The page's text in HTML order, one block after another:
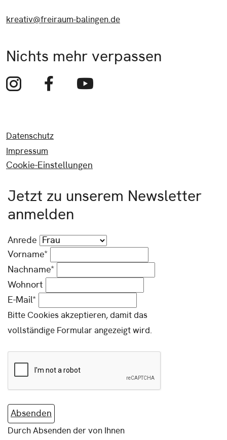
kreativ@freiraum-balingen.de
Nichts mehr verpassen
Datenschutz
Impressum
Cookie-Einstellungen
Jetzt zu unserem Newsletter
anmelden
Anrede
Vorname*
Nachname*
Wohnort
E-Mail*
Bitte Cookies akzeptieren, damit das
vollständige Formular angezeigt wird.
Absenden
Durch Absenden der von Ihnen